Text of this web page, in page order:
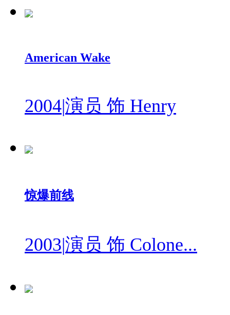
American Wake
2004|演员 饰 Henry
惊爆前线
2003|演员 饰 Colone...